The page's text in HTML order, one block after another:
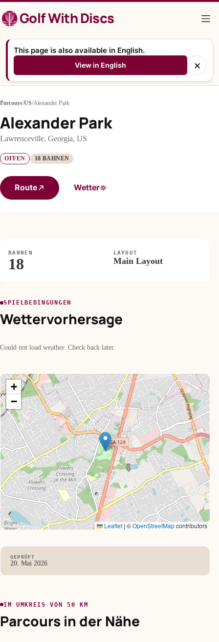
Inhalt
springenGolf With Discs
This page is also available in English.
View in English ×
Parcours/US/Alexander Park
Alexander Park
Lawrenceville, Georgia, US
OFFEN 18 BAHNEN
Route Wetter
BAHNEN
18
LAYOUT
Main Layout
SPIELBEDINGUNGEN
Wettervorhersage
Could not load weather. Check back later.
+
−
Leaflet | ©OpenStreetMapcontributors
GEPRÜFT
20. Mai 2026
IM UMKREIS VON 50 KM
Parcours in der Nähe